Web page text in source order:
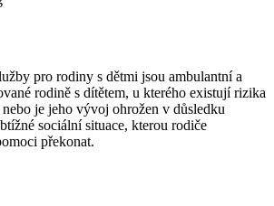
pro rodiny s dětmi jsou ambulantní a
rodině s dítětem, u kterého existují rizika
je jeho vývoj ohrožen v důsledku
sociální situace, kterou rodiče
překonat.